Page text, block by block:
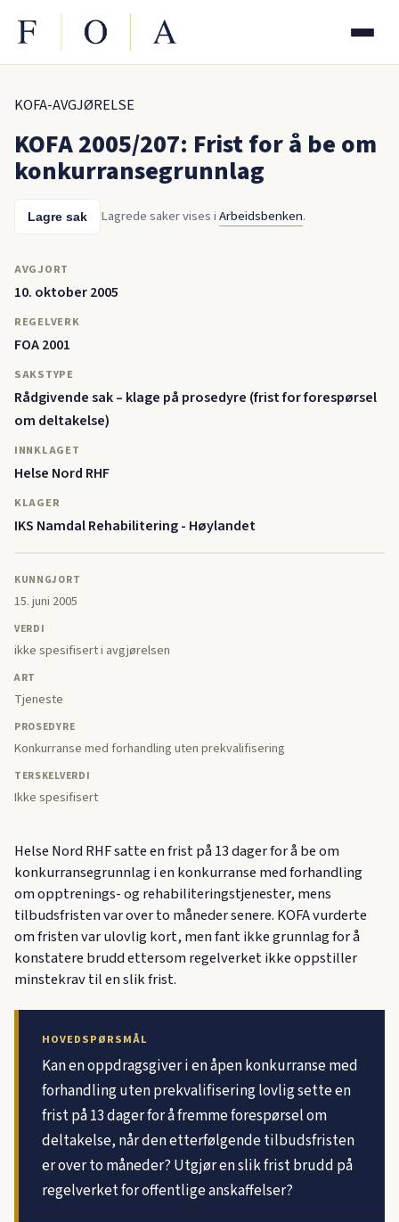
KOFA-AVGJØRELSE
KOFA 2005/207: Frist for å be om
konkurransegrunnlag
Lagre sak Lagrede saker vises iArbeidsbenken.
AVGJORT
10. oktober 2005
REGELVERK
FOA 2001
SAKSTYPE
Rådgivende sak – klage på prosedyre (frist for forespørsel
om deltakelse)
INNKLAGET
Helse Nord RHF
KLAGER
IKS Namdal Rehabilitering - Høylandet
KUNNGJORT
15. juni 2005
VERDI
ikke spesifisert i avgjørelsen
ART
Tjeneste
PROSEDYRE
Konkurranse med forhandling uten prekvalifisering
TERSKELVERDI
Ikke spesifisert
Helse Nord RHF satte en frist på 13 dager for å be om
konkurransegrunnlag i en konkurranse med forhandling
om opptrenings- og rehabiliteringstjenester, mens
tilbudsfristen var over to måneder senere. KOFA vurderte
om fristen var ulovlig kort, men fant ikke grunnlag for å
konstatere brudd ettersom regelverket ikke oppstiller
minstekrav til en slik frist.
HOVEDSPØRSMÅL
Kan en oppdragsgiver i en åpen konkurranse med
forhandling uten prekvalifisering lovlig sette en
frist på 13 dager for å fremme forespørsel om
deltakelse, når den etterfølgende tilbudsfristen
er over to måneder? Utgjør en slik frist brudd på
regelverket for offentlige anskaffelser?